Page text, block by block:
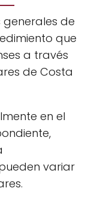
de
que
a través
de Costa
en el
variar